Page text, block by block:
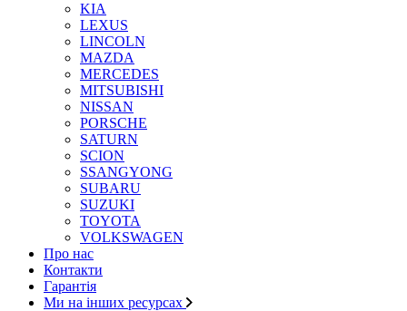
KIA
LEXUS
LINCOLN
MAZDA
MERCEDES
MITSUBISHI
NISSAN
PORSCHE
SATURN
SCION
SSANGYONG
SUBARU
SUZUKI
TOYOTA
VOLKSWAGEN
Про нас
Контакти
Гарантія
Ми на інших ресурсах